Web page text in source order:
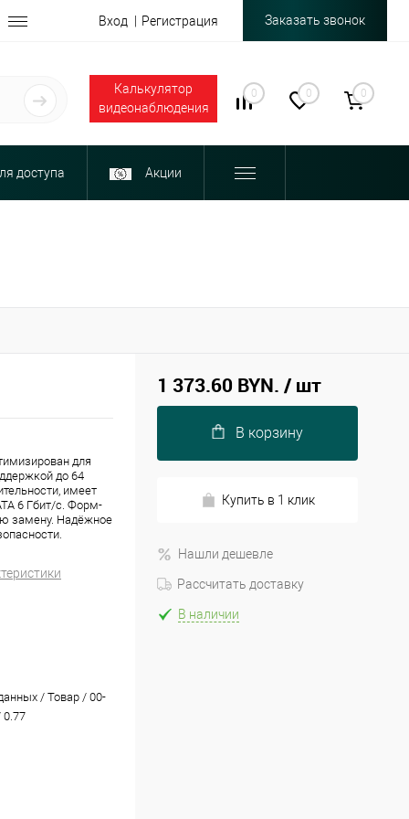
Вход Регистрация Заказать звонок
Калькулятор
видеонаблюдения
0 0 0
доступа Акции
для
до 64
имеет
6 Гбит/с. Форм-
замену. Надёжное
/ Товар / 00-
0.77
1 373.60 BYN. / шт
В корзину
Купить в 1 клик
Нашли дешевле
Рассчитать доставку
В наличии